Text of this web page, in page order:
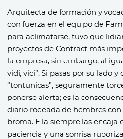
Arquitecta de formación y
con fuerza en el equipo de
para aclimatarse, tuvo que
proyectos de Contract más
la empresa, sin embargo, al
vidi, vici”. Si pasas por su lado y
“tontunicas”, seguramente
ponerse alerta; es la
diario rodeada de hombres
broma. Ella siempre las encaja
paciencia y una sonrisa